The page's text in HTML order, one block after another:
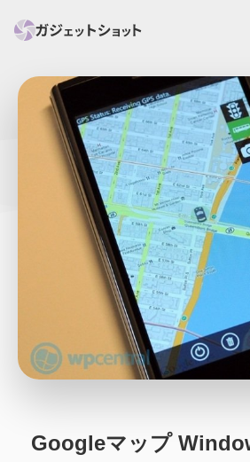
すべて スマホ PC関連
セール情報 スマートホーム アクシ
iPhone iPad Mac
ニュース オーディオ
Googleマップ